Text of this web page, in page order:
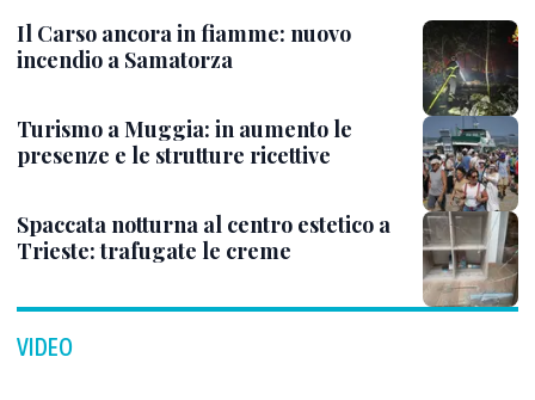
Il Carso ancora in fiamme: nuovo
incendio a Samatorza
Turismo a Muggia: in aumento le
presenze e le strutture ricettive
Spaccata notturna al centro estetico a
Trieste: trafugate le creme
VIDEO